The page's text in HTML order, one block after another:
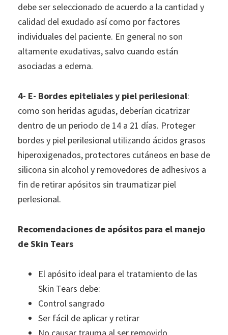
debe ser seleccionado de acuerdo a la cantidad y
calidad del exudado así como por factores
individuales del paciente. En general no son
altamente exudativas, salvo cuando están
asociadas a edema.
4- E- Bordes epiteliales y piel perilesional:
como son heridas agudas, deberían cicatrizar
dentro de un periodo de 14 a 21 días. Proteger
bordes y piel perilesional utilizando ácidos grasos
hiperoxigenados, protectores cutáneos en base de
silicona sin alcohol y removedores de adhesivos a
fin de retirar apósitos sin traumatizar piel
perlesional.
Recomendaciones de apósitos para el manejo
de Skin Tears
El apósito ideal para el tratamiento de las
Skin Tears debe:
Control sangrado
Ser fácil de aplicar y retirar
No causar trauma al ser removido